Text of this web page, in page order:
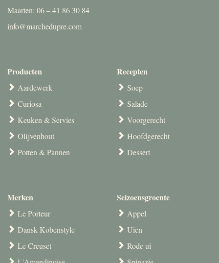
Maarten: 06 – 41 86 30 84
info@marchedupre.com
Producten
Aardewerk
Curiosa
Keuken & Servies
Olijvenhout
Potten & Pannen
Merken
Le Porteur
Dansk Kobenstyle
Le Creuset
Recepten
Soep
Salade
Voorgerecht
Hoofdgerecht
Dessert
Seizoensgroente
Appel
Uien
Rode ui